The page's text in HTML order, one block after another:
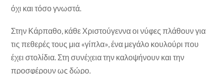
όχι και τόσο γνωστά.
Στην Κάρπαθο, κάθε Χριστούγεννα οι νύφες πλάθουν για
τις πεθερές τους μια «γίπλα», ένα μεγάλο κουλούρι που
έχει στολίδια. Στη συνέχεια την καλοψήνουν και την
προσφέρουν ως δώρο.